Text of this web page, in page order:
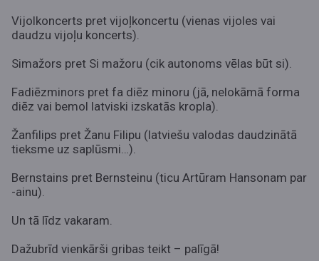
Vijolkoncerts pret vijoļkoncertu (vienas vijoles vai
daudzu vijoļu koncerts).
Simažors pret Si mažoru (cik autonoms vēlas būt si).
Fadiēzminors pret fa diēz minoru (jā, nelokāmā forma
diēz vai bemol latviski izskatās kropla).
Žanfilips pret Žanu Filipu (latviešu valodas daudzinātā
tieksme uz saplūsmi…).
Bernstains pret Bernsteinu (ticu Artūram Hansonam par
-ainu).
Un tā līdz vakaram.
Dažubrīd vienkārši gribas teikt – palīgā!